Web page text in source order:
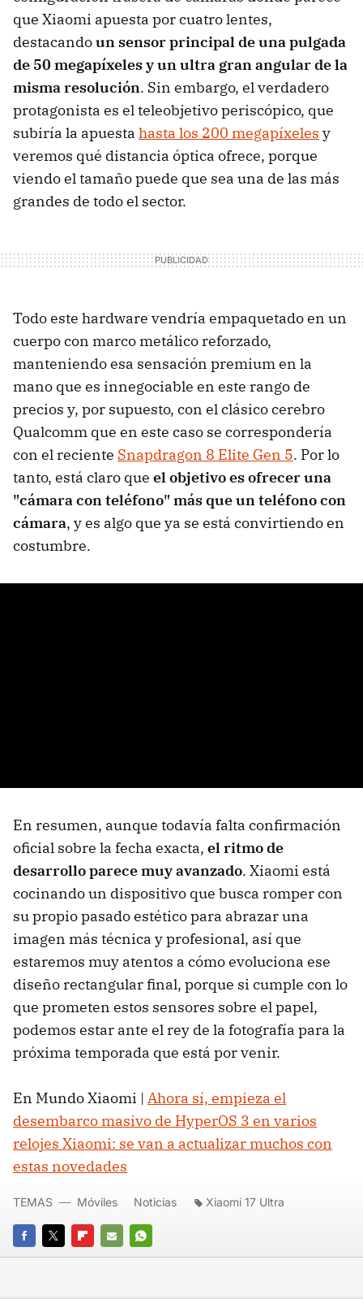
que Xiaomi apuesta por cuatro lentes,
destacandoun sensor principal de una pulgada
de 50 megapíxeles y un ultra gran angular de la
misma resolución. Sin embargo, el verdadero
protagonista es el teleobjetivo periscópico, que
subiría la apuesta hasta los 200 megapíxeles y
veremos qué distancia óptica ofrece, porque
viendo el tamaño puede que sea una de las más
grandes de todo el sector.
Todo este hardware vendría empaquetado en un
cuerpo con marco metálico reforzado,
manteniendo esa sensación premium en la
mano que es innegociable en este rango de
precios y, por supuesto, con el clásico cerebro
Qualcomm que en este caso se correspondería
con el reciente Snapdragon 8 Elite Gen 5. Por lo
tanto, está claro que el objetivo es ofrecer una
"cámara con teléfono" más que un teléfono con
cámara, y es algo que ya se está convirtiendo en
costumbre.
En resumen, aunque todavía falta confirmación
oficial sobre la fecha exacta, el ritmo de
desarrollo parece muy avanzado. Xiaomi está
cocinando un dispositivo que busca romper con
su propio pasado estético para abrazar una
imagen más técnica y profesional, así que
estaremos muy atentos a cómo evoluciona ese
diseño rectangular final, porque si cumple con lo
que prometen estos sensores sobre el papel,
podemos estar ante el rey de la fotografía para la
próxima temporada que está por venir.
En Mundo Xiaomi | Ahora sí, empieza el
desembarco masivo de HyperOS 3 en varios
relojes Xiaomi: se van a actualizar muchos con
estas novedades
FACEBOOK
TWITTERFLIPBOARD
E-
WHATSAPP
TEMAS Móviles Noticias Xiaomi 17 Ultra